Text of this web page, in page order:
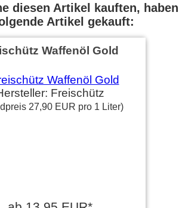
diesen Artikel kauften, haben
Artikel gekauft:
Waffenöl Gold
Freischütz
27,90 EUR pro 1 Liter)